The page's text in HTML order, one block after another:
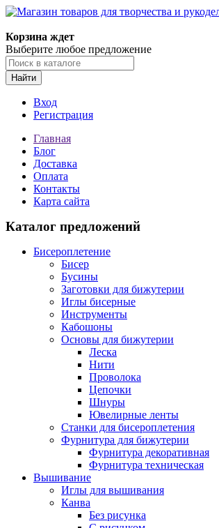
Корзина ждет
Выберите любое предложение
Найти
Вход
Регистрация
Главная
Блог
Доставка
Оплата
Контакты
Карта сайта
Каталог предложений
Бисероплетение
Бисер
Бусины
Заготовки для бижутерии
Иглы бисерные
Инструменты
Кабошоны
Основы для бижутерии
Леска
Нити
Проволока
Цепочки
Шнуры
Ювелирные ленты
Станки для бисероплетения
Фурнитура для бижутерии
Фурнитура декоративная
Фурнитура техническая
Вышивание
Иглы для вышивания
Канва
Без рисунка